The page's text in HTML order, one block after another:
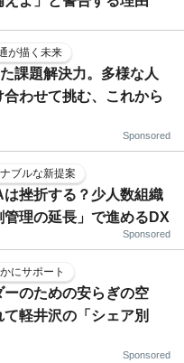
が描く未来
課題解決力。多様な人
わせて挑む、これから
Sponsored
ブルな新提案
挫折する？少人数組織
管理の延長」で進めるDX
Sponsored
にサポート
ーのための安らぎの空
軽井沢の「シェア別
Sponsored